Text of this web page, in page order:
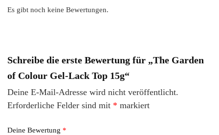
Es gibt noch keine Bewertungen.
Schreibe die erste Bewertung für „The Garden
of Colour Gel-Lack Top 15g“
Deine E-Mail-Adresse wird nicht veröffentlicht.
Erforderliche Felder sind mit * markiert
Deine Bewertung *